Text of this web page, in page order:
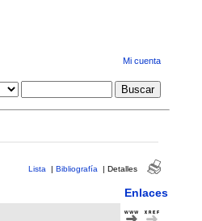
Mi cuenta
Lista | Bibliografía | Detalles
Enlaces